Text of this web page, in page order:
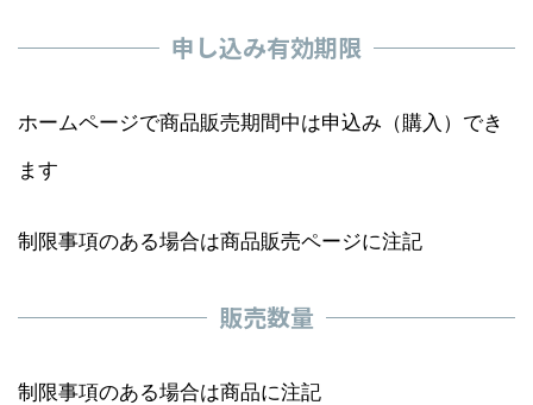
申し込み有効期限
ホームページで商品販売期間中は申込み（購入）でき
ます
制限事項のある場合は商品販売ページに注記
販売数量
制限事項のある場合は商品に注記